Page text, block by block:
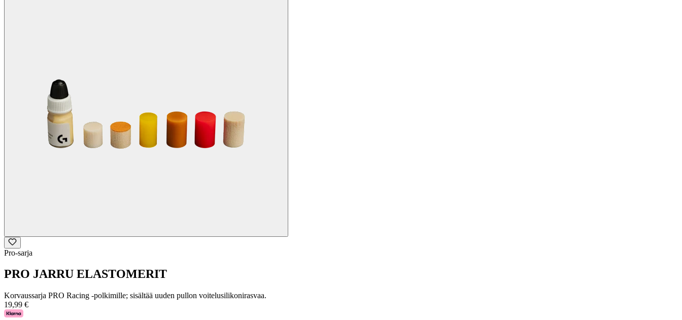
Pro-sarja
PRO JARRU ELASTOMERIT
Korvaussarja PRO Racing -polkimille; sisältää uuden pullon voitelusilikonirasvaa.
19,99 €